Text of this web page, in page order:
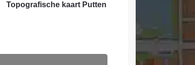
Topografische kaart Putten